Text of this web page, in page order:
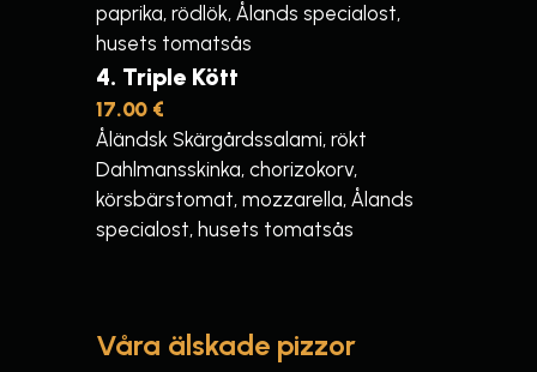
paprika, rödlök, Ålands specialost,
husets tomatsås
4 Triple Kött
17.00 €
Åländsk Skärgårdssalami, rökt
Dahlmansskinka, chorizokorv,
körsbärstomat, mozzarella, Ålands
specialost, husets tomatsås
Våra älskade pizzor